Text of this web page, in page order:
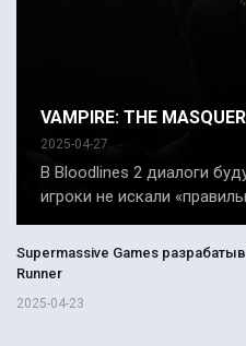
VAMPIRE: THE
2025-04-27
В Bloodlines 2 диалоги
игроки не искали
Supermassive Games
Runner
2025-04-23